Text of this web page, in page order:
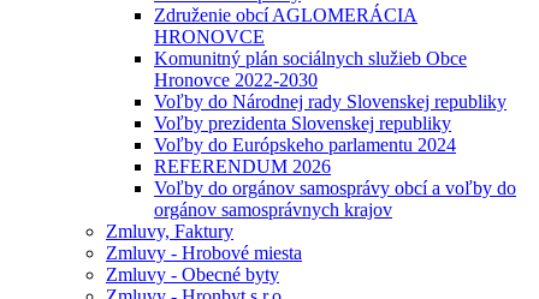
Združenie obcí AGLOMERÁCIA
HRONOVCE
Komunitný plán sociálnych služieb Obce
Hronovce 2022-2030
Voľby do Národnej rady Slovenskej republiky
Voľby prezidenta Slovenskej republiky
Voľby do Európskeho parlamentu 2024
REFERENDUM 2026
Voľby do orgánov samosprávy obcí a voľby do
orgánov samosprávnych krajov
Zmluvy, Faktury
Zmluvy - Hrobové miesta
Zmluvy - Obecné byty